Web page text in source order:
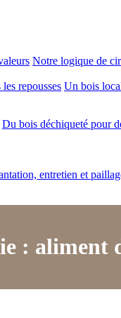
Notre logique de
repousses Un bois
Du bois déchiqueté pour
entretien et
: aliment